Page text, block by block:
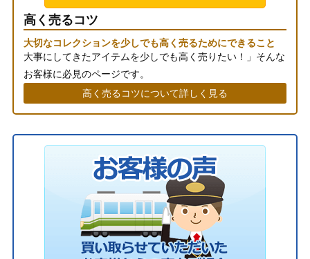
高く売るコツ
大切なコレクションを少しでも高く売るためにできること
大事にしてきたアイテムを少しでも高く売りたい！」そんな
お客様に必見のページです。
高く売るコツについて詳しく見る